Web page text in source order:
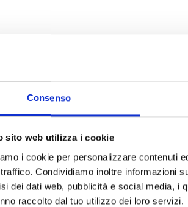
Consenso
sito web utilizza i cookie
i cookie per personalizzare contenuti
Condividiamo inoltre informazioni
dei dati web, pubblicità e social media, i
raccolto dal tuo utilizzo dei loro servizi.